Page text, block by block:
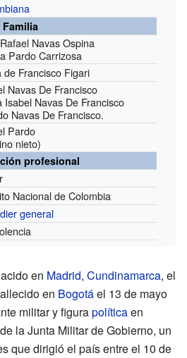
Familia
Navas Ospina
Pardo Carrizosa
de Francisco Figari
Navas De Francisco
Isabel Navas De Francisco
Navas De Francisco.
Pardo
nieto)
profesional
Nacional de Colombia
general
en Madrid, Cundinamarca, el
en Bogotáel 13 de mayo
militar y figurapolíticaen
la Junta Militar de Gobierno, un
que dirigió el país entre el 10 de